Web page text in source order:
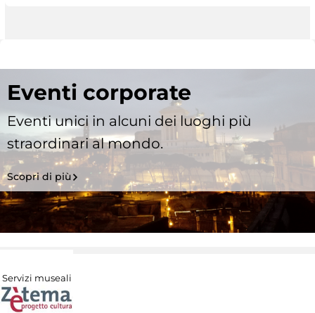
Eventi corporate
Eventi unici in alcuni dei luoghi più
straordinari al mondo.
Scopri di più
Servizi museali